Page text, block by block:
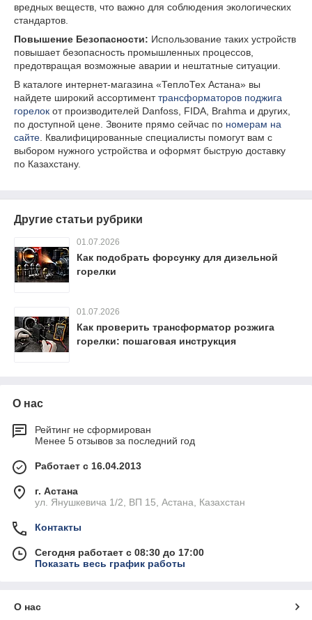
вредных веществ, что важно для соблюдения экологических
стандартов.
Повышение Безопасности: Использование таких устройств
повышает безопасность промышленных процессов,
предотвращая возможные аварии и нештатные ситуации.
В каталоге интернет-магазина «ТеплоТех Астана» вы
найдете широкий ассортименттрансформаторов поджига
горелок от производителей Danfoss, FIDA, Brahma и других,
по доступной цене. Звоните прямо сейчас по номерам на
сайте . Квалифицированные специалисты помогут вам с
выбором нужного устройства и оформят быструю доставку
по Казахстану.
Другие статьи рубрики
01.07.2026
Как подобрать форсунку для дизельной
горелки
01.07.2026
Как проверить трансформатор розжига
горелки: пошаговая инструкция
О нас
Рейтинг не сформирован
Менее 5 отзывов за последний год
Работает с 16.04.2013
г. Астана
ул. Янушкевича 1/2, ВП 15, Астана, Казахстан
Контакты
Сегодня работает с 08:30 до 17:00
Показать весь график работы
О нас